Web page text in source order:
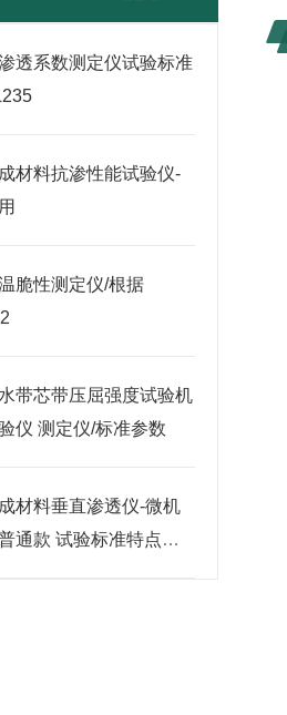
透系数测定仪试验标准
材料抗渗性能试验仪-
脆性测定仪/根据
带芯带压屈强度试验机
仪 测定仪/标准参数
材料垂直渗透仪-微机
通款 试验标准特点参